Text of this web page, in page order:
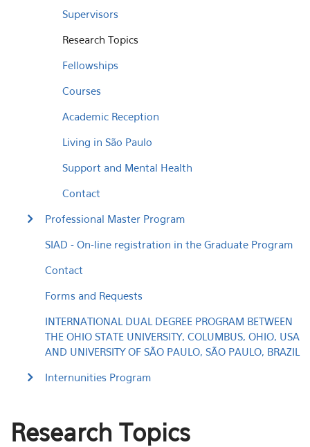
Supervisors
Research Topics
Fellowships
Courses
Academic Reception
Living in São Paulo
Support and Mental Health
Contact
Professional Master Program
SIAD - On-line registration in the Graduate Program
Contact
Forms and Requests
INTERNATIONAL DUAL DEGREE PROGRAM BETWEEN
THE OHIO STATE UNIVERSITY, COLUMBUS, OHIO, USA
AND UNIVERSITY OF SÃO PAULO, SÃO PAULO, BRAZIL
Internunities Program
Research Topics